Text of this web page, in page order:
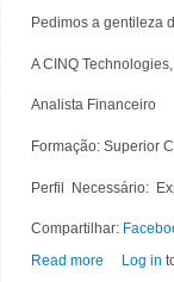
Pedimos a gentileza
A CINQ
Analista Financeiro
Formação: Superior
Perfil Necessário:
Compartilhar:
Read more about
Log in